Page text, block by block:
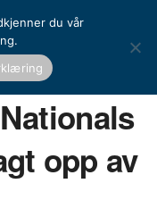
ble sagt opp av bankene
opp av
du vår